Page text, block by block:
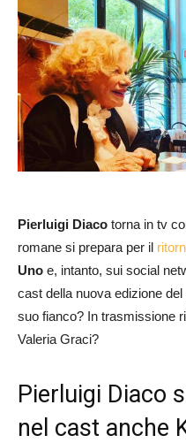
Pierluigi Diaco torna in tv
romane si prepara per il
Uno e, intanto, sui social
cast della nuova edizione del
suo fianco? In trasmissione
Valeria Graci?
Pierluigi Diaco
nel cast anche